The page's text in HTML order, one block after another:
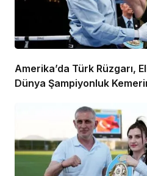
Amerika’da Türk Rüzgarı,
Dünya Şampiyonluk